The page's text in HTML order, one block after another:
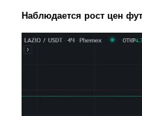
Наблюдается рост цен